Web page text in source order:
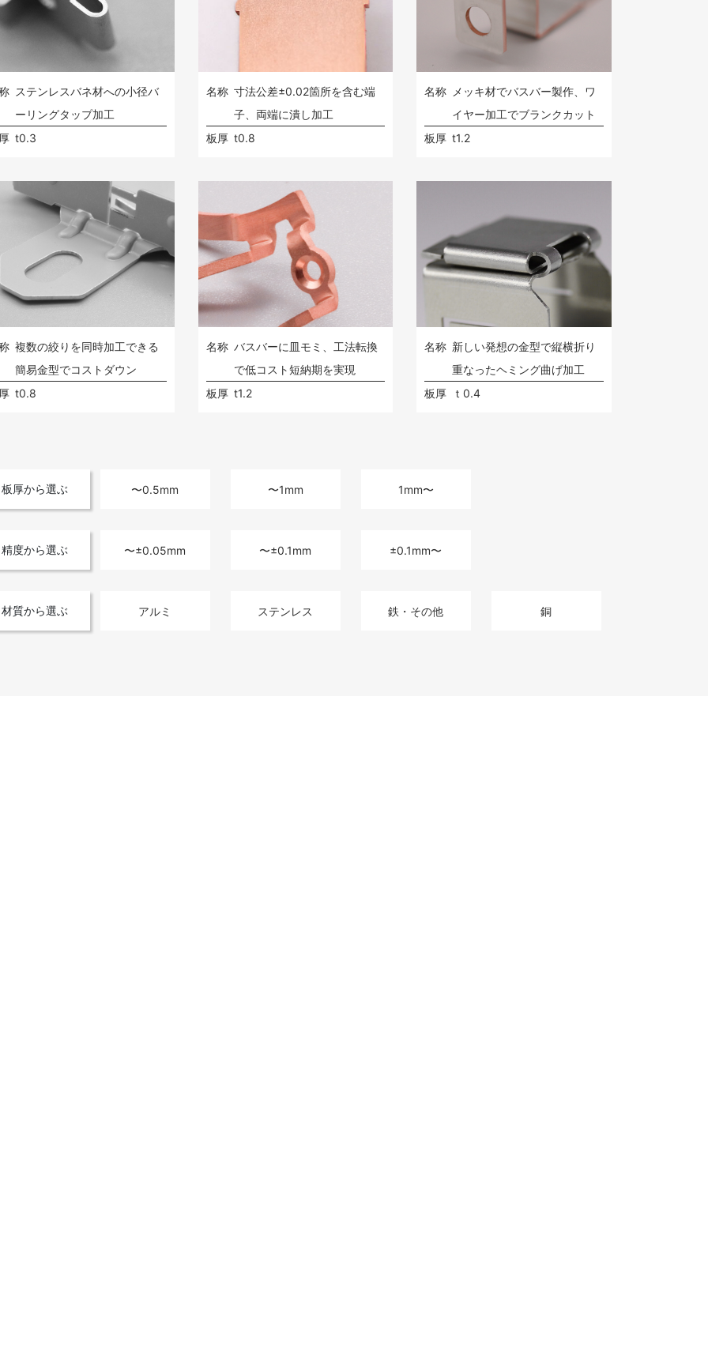
ステンレスバネ材への小径バ
ーリングタップ加工
t0.3
名称 寸法公差±0.02箇所を含む端
子、両端に潰し加工
板厚 t0.8
名称
メッキ材でバスバー製作、ワ
イヤー加工でブランクカット
板厚 t1.2
複数の絞りを同時加工できる
簡易金型でコストダウン
t0.8
名称 バスバーに皿モミ、工法転換
で低コスト短納期を実現
板厚 t1.2
名称 新しい発想の金型で縦横折り
重なったヘミング曲げ加工
板厚
ｔ0.4
板厚から選ぶ 〜0.5mm 〜1mm 1mm〜
精度から選ぶ 〜±0.05mm 〜±0.1mm ±0.1mm〜
材質から選ぶ アルミ ステンレス 鉄・その他 銅